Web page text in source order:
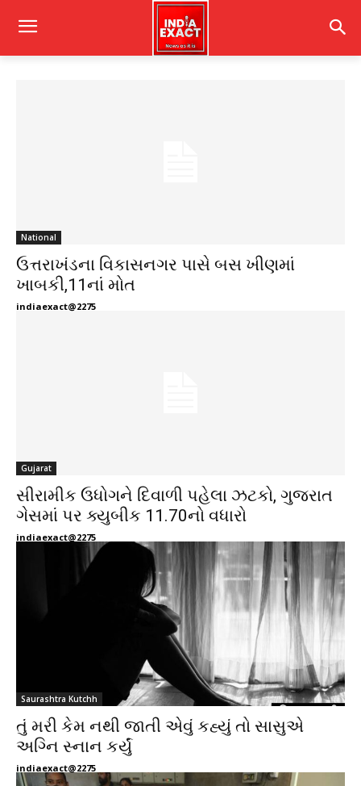
National
ઉત્તરાખંડના વિકાસનગર પાસે બસ ખીણમાં
ખાબકી,11નાં મોત
indiaexact@2275
Gujarat
સીરામીક ઉધોગને દિવાળી પહેલા ઝટકો, ગુજરાત
ગેસમાં પર ક્યુબીક 11.70નો વધારો
indiaexact@2275
Saurashtra Kutchh
તું મરી કેમ નથી જાતી એવું કહ્યું તો સાસુએ
અગ્નિ સ્નાન કર્યું
indiaexact@2275